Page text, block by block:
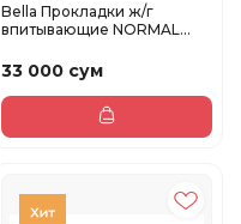
Bella Прокладки ж/г
впитывающие NORMAL
33 000 сум